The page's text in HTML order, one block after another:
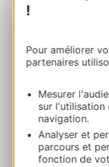
!
Pour améliorer
partenaires
Mesurer
sur l'utilisation
navigation.
Analyser et
parcours et
fonction de
07 89 06
E-mail
Website